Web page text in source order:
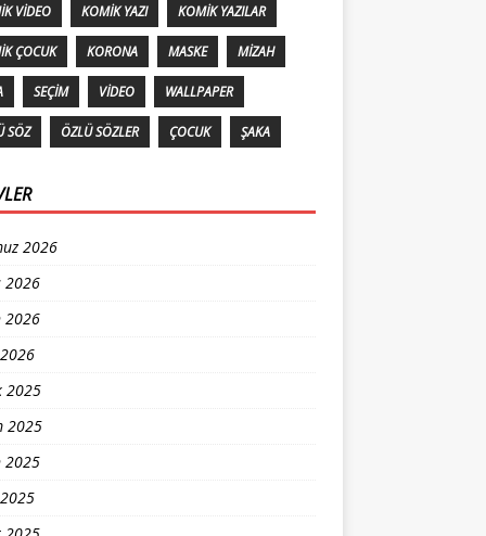
VIDEO KOMIK YAZI KOMIK YAZILAR
ÇOCUK KORONA MASKE MIZAH
SEÇIM VIDEO WALLPAPER
SÖZ ÖZLÜ SÖZLER ÇOCUK ŞAKA
2026
2026
2026
2025
2025
2025